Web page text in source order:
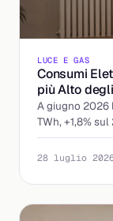
LUCE E GAS
Consumi
più Alto
A giugno 2026
TWh, +1,8%
Cosa significa
28 luglio